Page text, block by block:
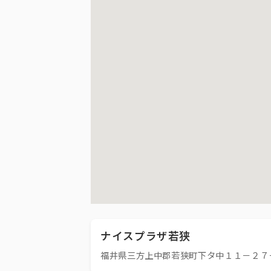
ナイスプラザ若狭
福井県三方上中郡若狭町下タ中１１－２７